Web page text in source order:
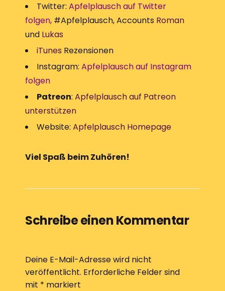
Twitter: Apfelplausch auf Twitter
folgen, #Apfelplausch, Accounts Roman
und Lukas
iTunes Rezensionen
Instagram: Apfelplausch auf Instagram
folgen
Patreon: Apfelplausch auf Patreon
unterstützen
Website: Apfelplausch Homepage
Viel Spaß beim Zuhören!
Schreibe einen Kommentar
Deine E-Mail-Adresse wird nicht
veröffentlicht. Erforderliche Felder sind
mit * markiert